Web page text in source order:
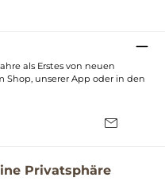
als Erstes von neuen
unserer App oder in den
Privatsphäre